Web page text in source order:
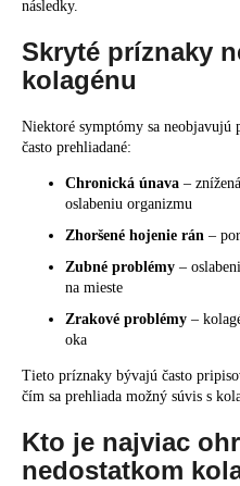
následky.
Skryté príznaky
kolagénu
Niektoré symptómy sa neobjavujú
často prehliadané:
Chronická únava –
oslabeniu organizmu
Zhoršené hojenie rán –
Zubné problémy –
na mieste
Zrakové problémy –
oka
Tieto príznaky bývajú často
čím sa prehliada možný súvis s
Kto je najviac
nedostatkom